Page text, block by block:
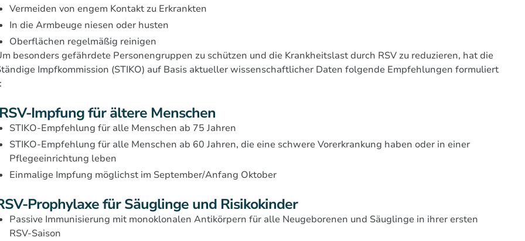
Vermeiden von engem Kontakt zu Erkrankten
In die Armbeuge niesen oder husten
Oberflächen regelmäßig reinigen
besonders gefährdete Personengruppen zu schützen und die Krankheitslast durch RSV zu reduzieren, hat die
Impfkommission (STIKO) auf Basis aktueller wissenschaftlicher Daten folgende Empfehlungen formuliert
:
Impfung für ältere Menschen
STIKO-Empfehlung für alle Menschen ab 75 Jahren
STIKO-Empfehlung für alle Menschen ab 60 Jahren, die eine schwere Vorerkrankung haben oder in einer
Pflegeeinrichtung leben
Einmalige Impfung möglichst im September/Anfang Oktober
Prophylaxe für Säuglinge und Risikokinder
Passive Immunisierung mit monoklonalen Antikörpern für alle Neugeborenen und Säuglinge in ihrer ersten
RSV-Saison